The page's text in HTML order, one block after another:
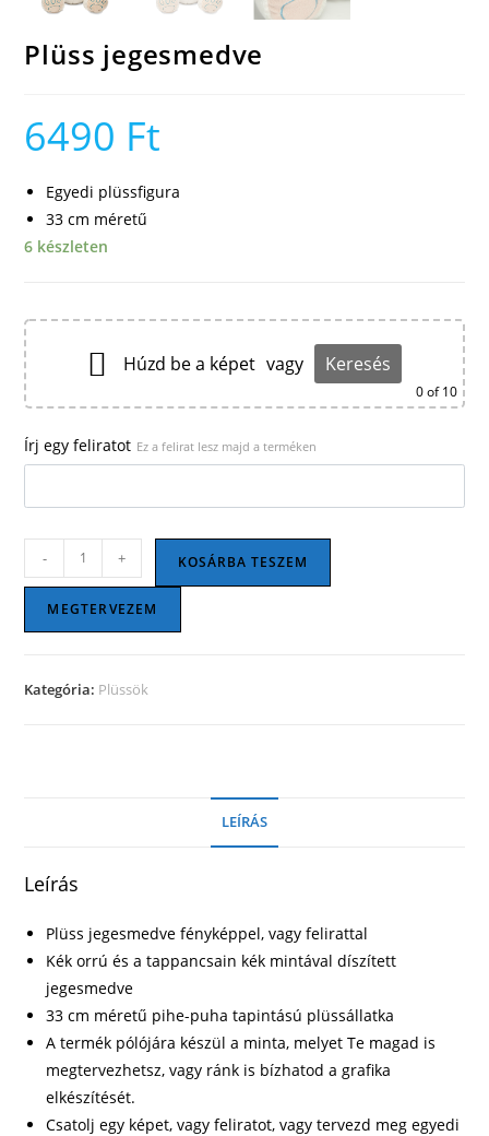
Plüss jegesmedve
6490 Ft
Egyedi plüssfigura
33 cm méretű
6 készleten
Húzd be a képet vagy Keresés
0of 10
Írj egy feliratot Ez a felirat lesz majd a terméken
jegesmedve
mennyiség
- + KOSÁRBA TESZEM
MEGTERVEZEM
Kategória: Plüssök
LEÍRÁS
Leírás
Plüss jegesmedve fényképpel, vagy felirattal
Kék orrú és a tappancsain kék mintával díszített
jegesmedve
33 cm méretű pihe-puha tapintású plüssállatka
A termék pólójára készül a minta, melyet Te magad is
megtervezhetsz, vagy ránk is bízhatod a grafika
elkészítését.
Csatolj egy képet, vagy feliratot, vagy tervezd meg egyedi